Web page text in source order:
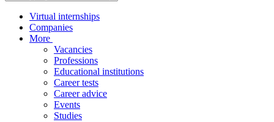
Virtual internships
Companies
More
Vacancies
Professions
Educational institutions
Career tests
Career advice
Events
Studies